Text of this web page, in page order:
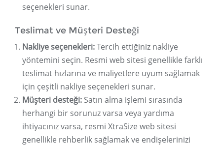
seçenekleri sunar.
Teslimat ve Müşteri Desteği
Nakliye seçenekleri:Tercih ettiğiniz nakliye
yöntemini seçin. Resmi web sitesi genellikle farklı
teslimat hızlarına ve maliyetlere uyum sağlamak
için çeşitli nakliye seçenekleri sunar.
Müşteri desteği: Satın alma işlemi sırasında
herhangi bir sorunuz varsa veya yardıma
ihtiyacınız varsa, resmi XtraSize web sitesi
genellikle rehberlik sağlamak ve endişelerinizi